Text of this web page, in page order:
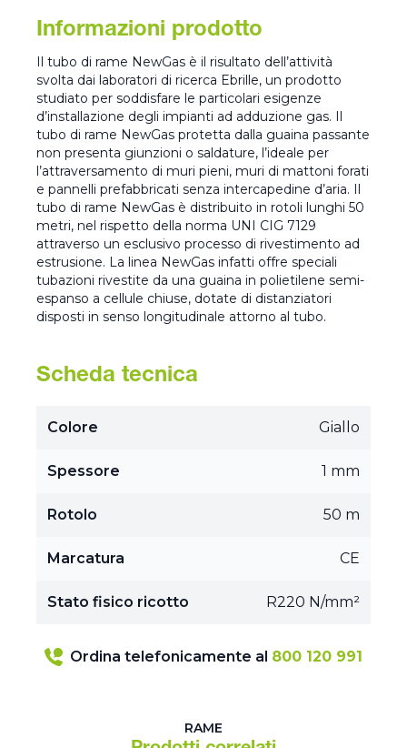
Informazioni prodotto
Il tubo di rame NewGas è il risultato dell’attività
svolta dai laboratori di ricerca Ebrille, un prodotto
studiato per soddisfare le particolari esigenze
d’installazione degli impianti ad adduzione gas. Il
tubo di rame NewGas protetta dalla guaina passante
non presenta giunzioni o saldature, l’ideale per
l’attraversamento di muri pieni, muri di mattoni forati
e pannelli prefabbricati senza intercapedine d’aria. Il
tubo di rame NewGas è distribuito in rotoli lunghi 50
metri, nel rispetto della norma UNI CIG 7129
attraverso un esclusivo processo di rivestimento ad
estrusione. La linea NewGas infatti offre speciali
tubazioni rivestite da una guaina in polietilene semi-
espanso a cellule chiuse, dotate di distanziatori
disposti in senso longitudinale attorno al tubo.
Scheda tecnica
Colore Giallo
Spessore 1 mm
Rotolo 50 m
Marcatura CE
Stato fisico ricotto R220 N/mm²
Ordina telefonicamente al 800 120 991
RAME